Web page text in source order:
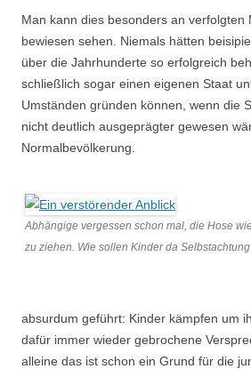
Man kann dies besonders an verfolgten
bewiesen sehen. Niemals hätten
über die Jahrhunderte so erfolgreich
schließlich sogar einen eigenen Staat
Umständen gründen können, wenn die
nicht deutlich ausgeprägter gewesen
Normalbevölkerung.
Abhängige vergessen schon mal, die Hose
zu ziehen. Wie sollen Kinder da
absurdum geführt: Kinder kämpfen um
dafür immer wieder gebrochene
alleine das ist schon ein Grund für die